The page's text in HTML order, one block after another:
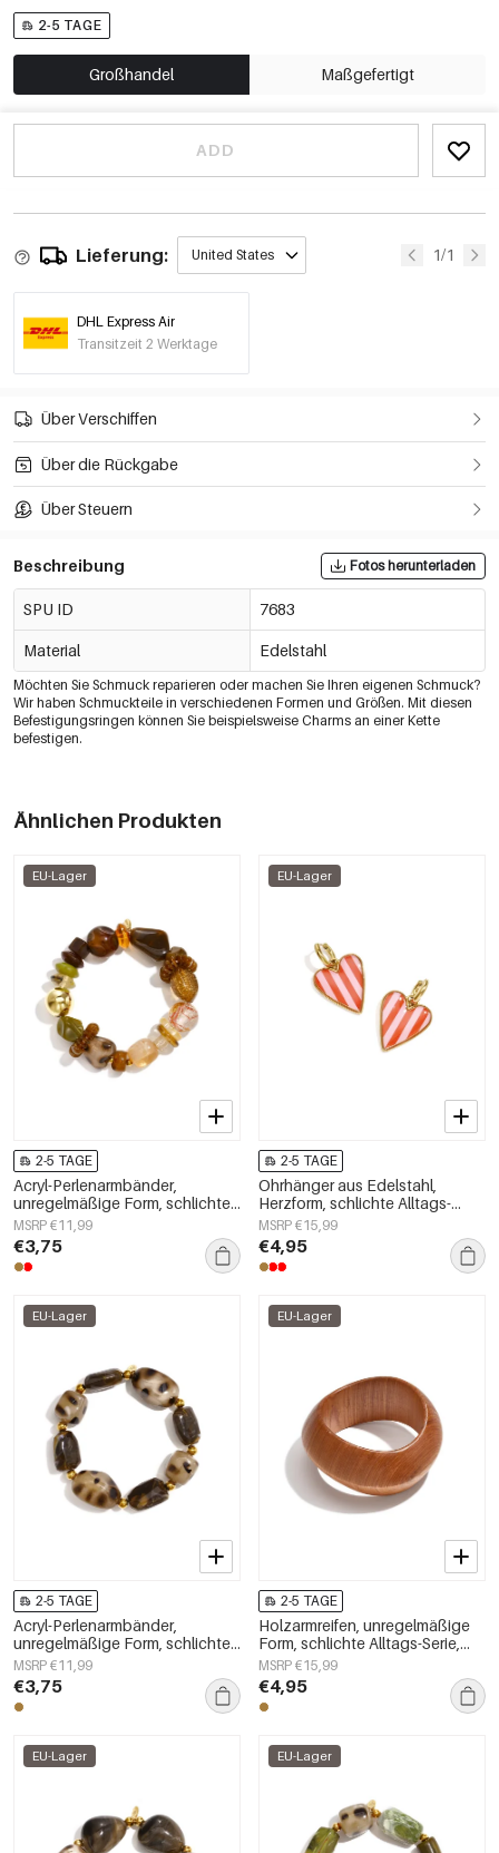
2-5 TAGE
Großhandel Maßgefertigt
ADD
Lieferung: United States 1/1
DHL Express Air
Transitzeit 2 Werktage
Über Verschiffen
Über die Rückgabe
Über Steuern
Beschreibung Fotos herunterladen
SPU ID 7683
Material Edelstahl
Möchten Sie Schmuck reparieren oder machen Sie Ihren eigenen Schmuck?
Wir haben Schmuckteile in verschiedenen Formen und Größen. Mit diesen
Befestigungsringen können Sie beispielsweise Charms an einer Kette
befestigen.
Ähnlichen Produkten
EU-Lager
2-5 TAGE
Acryl-Perlenarmbänder,
unregelmäßige Form, schlichte
Alltagsserie, Damenschmuck
MSRP €11,99
€3,75
EU-Lager
2-5 TAGE
Ohrhänger aus Edelstahl,
Herzform, schlichte Alltags-
Serie, Damenschmuck
MSRP €15,99
€4,95
EU-Lager
2-5 TAGE
Acryl-Perlenarmbänder,
unregelmäßige Form, schlichte
Alltagsserie, Damenschmuck
MSRP €11,99
€3,75
EU-Lager
2-5 TAGE
Holzarmreifen, unregelmäßige
Form, schlichte Alltags-Serie,
Damenschmuck
MSRP €15,99
€4,95
EU-Lager EU-Lager